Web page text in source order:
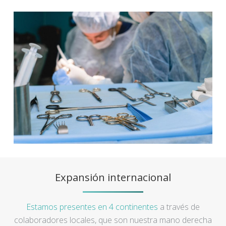
Expansión internacional
Estamos presentes en 4 continentes a través de
colaboradores locales, que son nuestra mano derecha